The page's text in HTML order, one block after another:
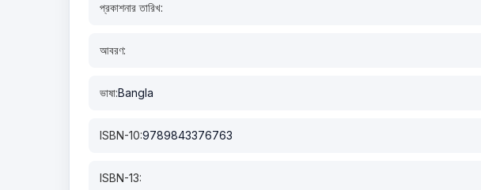
প্রকাশনার তারিখ:
আবরণ:
ভাষা:Bangla
ISBN-10:9789843376763
ISBN-13: